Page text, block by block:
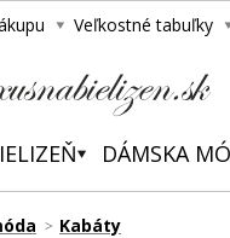
Veľkostné tabuľky
DÁMSKA
Kabáty